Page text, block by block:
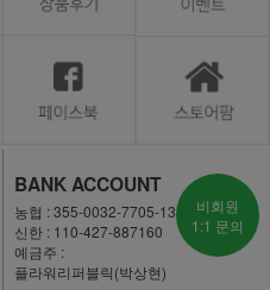
BANK ACCOUNT
농협 : 355-0032-7705-13
신한 : 110-427-887160
예금주 :
플라워리퍼블릭(박상현)
비회원
1:1 문의